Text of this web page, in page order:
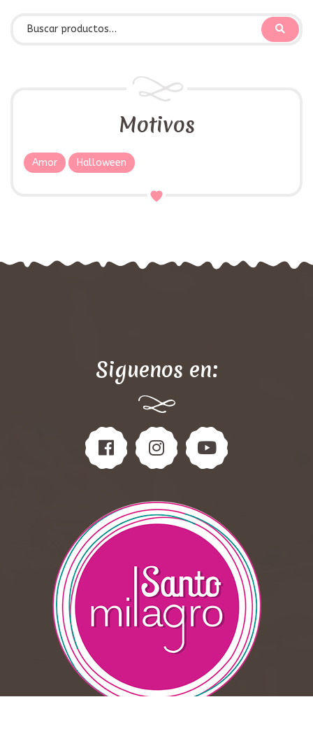
Motivos
Amor Halloween
Siguenos en: